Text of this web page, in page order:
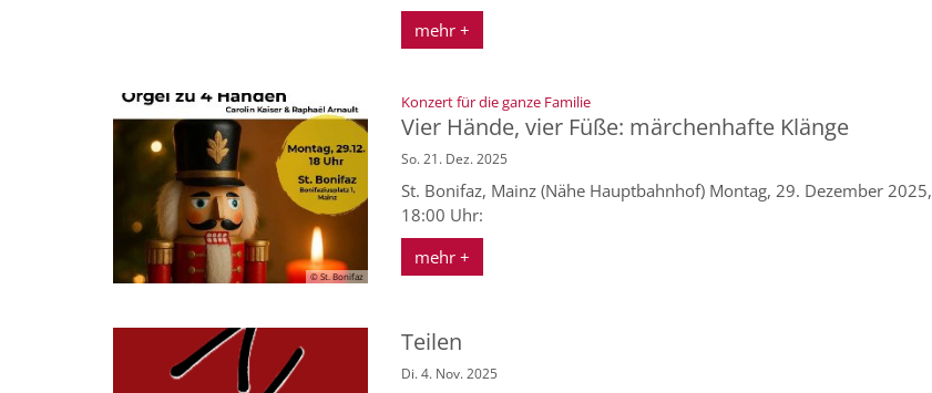
mehr +
© St. Bonifaz
Konzert für die ganze Familie:
Vier Hände, vier Füße: märchenhafte Klänge
So. 21. Dez. 2025
St. Bonifaz, Mainz (Nähe Hauptbahnhof) Montag, 29. Dezember 2025,
18:00 Uhr:
mehr +
Teilen
Di. 4. Nov. 2025